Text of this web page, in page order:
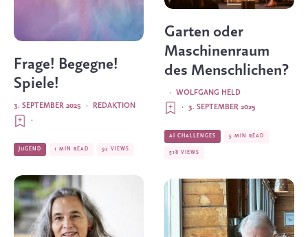
Frage! Begegne!
Spiele!
REDAKTION
·
3. SEPTEMBER 2025
·
JUGEND 1 MIN READ 92 VIEWS
Garten oder
Maschinen­raum
des Menschlichen?
WOLFGANG HELD
·
3. SEPTEMBER 2025
·
AI CHALLENGES 5 MIN READ
518 VIEWS